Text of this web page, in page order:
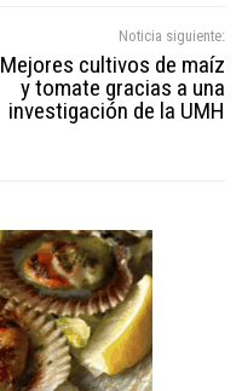
Noticia siguiente:
Mejores cultivos de maíz
y tomate gracias a una
investigación de la UMH